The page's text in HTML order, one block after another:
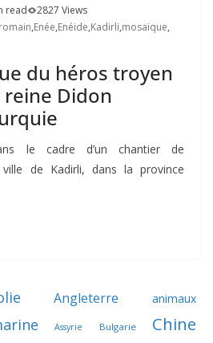
read
2827 Views
,Enée,Enéide,Kadirli,mosaïque,
du héros troyen
reine Didon
le cadre d’un chantier de
de Kadirli, dans la province
Angleterre animaux
Assyrie Bulgarie Chine